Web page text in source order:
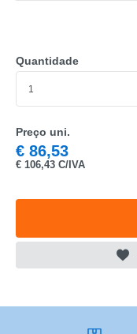
Quantidade
Preço uni.
€ 86,53
€ 106,43 C/IVA
EAN